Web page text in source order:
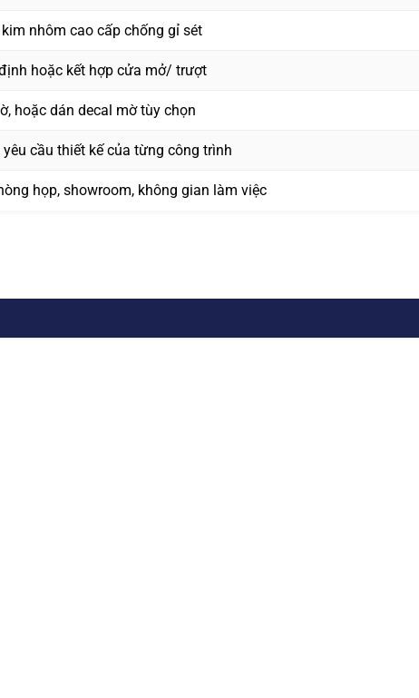
nhôm cao cấp chống gỉ sét
hoặc kết hợp cửa mở/ trượt
hoặc dán decal mờ tùy chọn
cầu thiết kế của từng công trình
họp, showroom, không gian làm việc